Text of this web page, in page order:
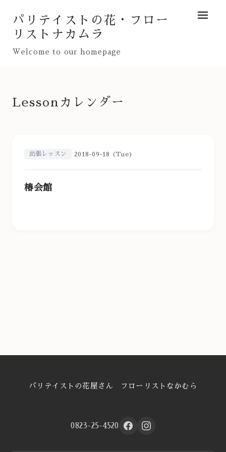
パリテイストの花・フロー
リストナカムラ
Welcome to our homepage
メニュ
Lessonカレンダー
出張レッスン 2018-09-18 (Tue)
椿会館
パリテイストの花屋さん フローリストなかむら
0823-25-4520